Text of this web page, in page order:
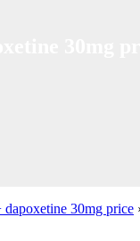
30mg price